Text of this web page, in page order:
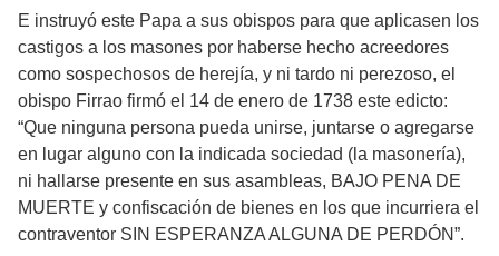
E instruyó este Papa a sus obispos para que aplicasen los
castigos a los masones por haberse hecho acreedores
como sospechosos de herejía, y ni tardo ni perezoso, el
obispo Firrao firmó el 14 de enero de 1738 este edicto:
“Que ninguna persona pueda unirse, juntarse o agregarse
en lugar alguno con la indicada sociedad (la masonería),
ni hallarse presente en sus asambleas, BAJO PENA DE
MUERTE y confiscación de bienes en los que incurriera el
contraventor SIN ESPERANZA ALGUNA DE PERDÓN”.